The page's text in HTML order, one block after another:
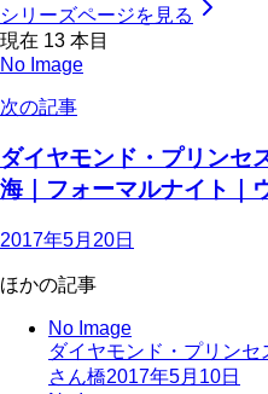
シリーズページを見る
現在 13 本目
No Image
次の記事
ダイヤモンド・プリンセ
海｜フォーマルナイト｜
2017年5月20日
ほかの記事
No Image
ダイヤモンド・プリン
さん橋2017年5月10日